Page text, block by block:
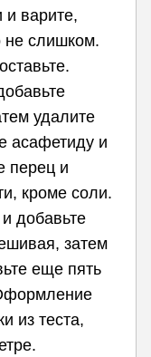
и варите,
не слишком.
удалите
асафетиду и
перец и
кроме соли.
добавьте
затем
еще пять
из теста,